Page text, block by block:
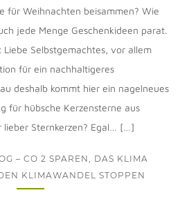
für Weihnachten beisammen? Wie
jede Menge Geschenkideen parat.
Selbstgemachtes, vor allem
für ein nachhaltigeres
deshalb kommt hier ein nagelneues
für hübsche Kerzensterne aus
lieber Sternkerzen? Egal… […]
– CO 2 SPAREN, DAS KLIMA
KLIMAWANDEL STOPPEN